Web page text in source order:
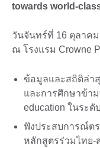
towards world-
วันจันทร์ที่ 16 ตุลาคม
ณ โรงแรม Crowne
ข้อมูลและสถิติล่า
และการศึกษาข้า
education ในระ
ฟังประสบการณ์ต
หลักสูตรร่วมไทย-